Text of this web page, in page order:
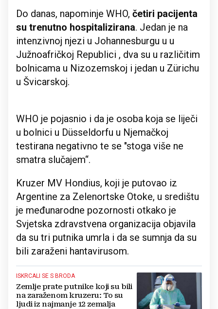
Do danas, napominje WHO, četiri pacijenta
su trenutno hospitalizirana. Jedan je na
intenzivnoj njezi u Johannesburgu u u
Južnoafričkoj Republici , dva su u različitim
bolnicama u Nizozemskoj i jedan u Zürichu
u Švicarskoj.
WHO je pojasnio i da je osoba koja se liječi
u bolnici u Düsseldorfu u Njemačkoj
testirana negativno te se "stoga više ne
smatra slučajem“.
Kruzer MV Hondius, koji je putovao iz
Argentine za Zelenortske Otoke, u središtu
je međunarodne pozornosti otkako je
Svjetska zdravstvena organizacija objavila
da su tri putnika umrla i da se sumnja da su
bili zaraženi hantavirusom.
ISKRCALI SE S BRODA
Zemlje prate putnike koji su bili
na zaraženom kruzeru: To su
ljudi iz najmanje 12 zemalja